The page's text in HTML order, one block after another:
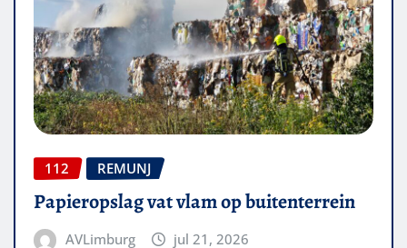
112 REMUNJ
Papieropslag vat vlam op buitenterrein
AVLimburg jul 21, 2026